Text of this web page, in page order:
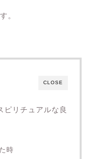
。
CLOSE
ピリチュアルな良
時